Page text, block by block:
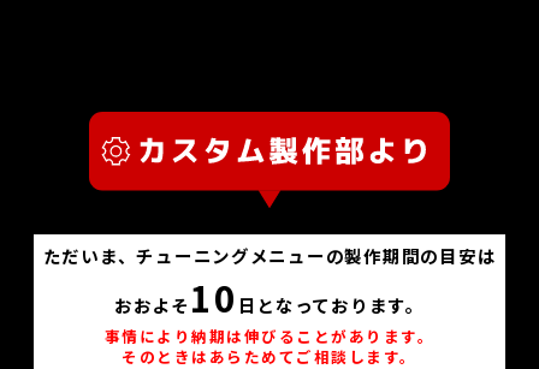
ただいま、チューニングメニューの製作期間の目安は
おおよそ 10 日となっております。
事情により納期は伸びることがあります。
そのときはあらためてご相談します。